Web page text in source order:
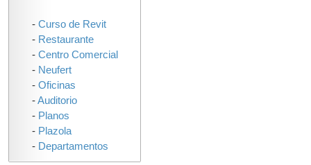
- Curso de Revit
- Restaurante
- Centro Comercial
- Neufert
- Oficinas
-Auditorio
- Planos
- Plazola
- Departamentos